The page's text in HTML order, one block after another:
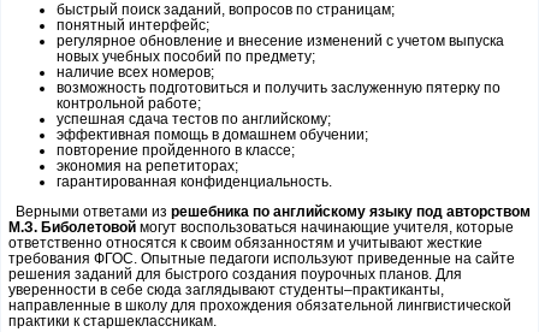
быстрый поиск заданий, вопросов по страницам;
понятный интерфейс;
регулярное обновление и внесение изменений с учетом выпуска
новых учебных пособий по предмету;
наличие всех номеров;
возможность подготовиться и получить заслуженную пятерку по
контрольной работе;
успешная сдача тестов по английскому;
эффективная помощь в домашнем обучении;
повторение пройденного в классе;
экономия на репетиторах;
гарантированная конфиденциальность.
Верными ответами из решебника по английскому языку под авторством
М.З. Биболетовой могут воспользоваться начинающие учителя, которые
ответственно относятся к своим обязанностям и учитывают жесткие
требования ФГОС. Опытные педагоги используют приведенные на сайте
решения заданий для быстрого создания поурочных планов. Для
уверенности в себе сюда заглядывают студенты–практиканты,
направленные в школу для прохождения обязательной лингвистической
практики к старшеклассникам.